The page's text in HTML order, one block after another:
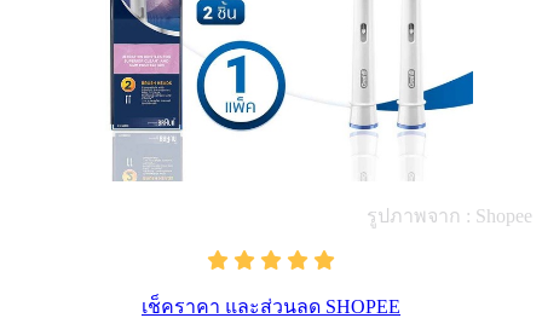
รูปภาพจาก : Shopee
เช็คราคา และส่วนลด SHOPEE